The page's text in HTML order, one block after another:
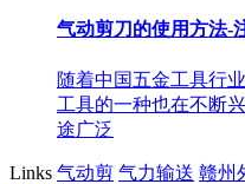
气动剪刀的使用方法-
随着中国五金工具行
工具的一种也在不断
途广泛
Links 气动剪 气力输送 赣州